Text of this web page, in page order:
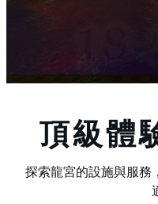
頂級體
探索龍宮的設施與服